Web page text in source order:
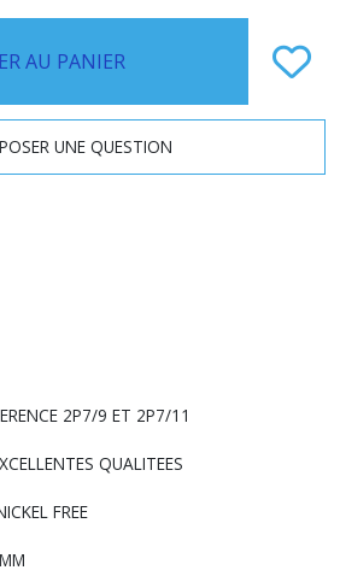
AU PANIER
UNE QUESTION
2P7/9 ET 2P7/11
QUALITEES
FREE